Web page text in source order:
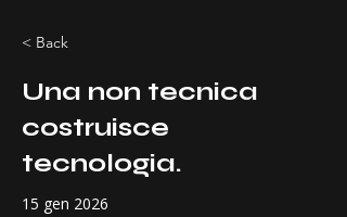
< Back
Una non tecnica
costruisce
tecnologia.
15 gen 2026